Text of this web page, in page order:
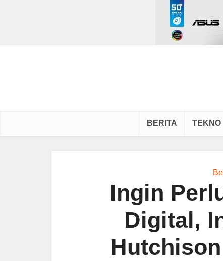
BERITA TEKNO
Ingin
Digital,